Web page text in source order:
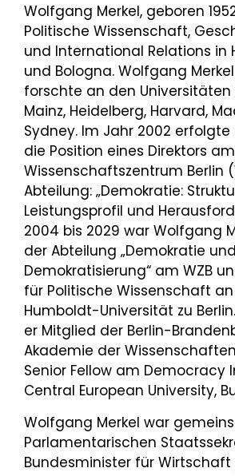
Wolfgang Merkel, geboren
Politische Wissenschaft,
und International Relations in
und Bologna. Wolfgang
forschte an den Universitäten
Mainz, Heidelberg, Harvard,
Sydney. Im Jahr 2002
die Position eines Direktors am
Wissenschaftszentrum Berlin
Abteilung: „Demokratie:
Leistungsprofil und
2004 bis 2029 war Wolfgang
der Abteilung „Demokratie und
Demokratisierung“ am WZB
für Politische Wissenschaft
Humboldt-Universität zu
er Mitglied der Berlin-
Akademie der
Senior Fellow am Democracy
Central European University,
Wolfgang Merkel war
Parlamentarischen
Bundesminister für Wirtschaft